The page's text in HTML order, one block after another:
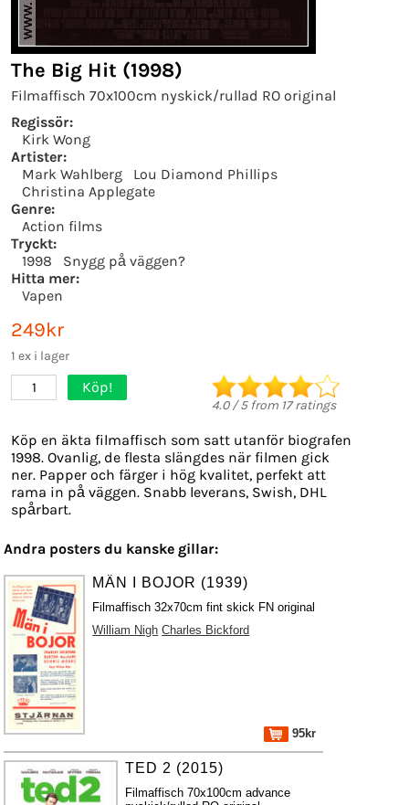
The Big Hit (1998)
Filmaffisch 70x100cm nyskick/rullad RO original
Regissör:
Kirk Wong
Artister:
Mark Wahlberg
Lou Diamond Phillips
Christina Applegate
Genre:
Action films
Tryckt:
1998
Snygg på väggen?
Hitta mer:
Vapen
249kr
1 ex i lager
1 Köp!
4.0/5from 17ratings
Köp en äkta filmaffisch som satt utanför biografen
1998. Ovanlig, de flesta slängdes när filmen gick
ner. Papper och färger i hög kvalitet, perfekt att
rama in på väggen. Snabb leverans, Swish, DHL
spårbart.
Andra posters du kanske gillar:
MÄN I BOJOR (1939)
Filmaffisch 32x70cm fint skick FN original
William Nigh Charles Bickford
95kr
TED 2 (2015)
Filmaffisch 70x100cm advance